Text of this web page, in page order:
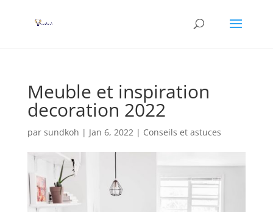
Meuble et inspiration
decoration 2022
par sundkoh | Jan 6, 2022| Conseils et astuces